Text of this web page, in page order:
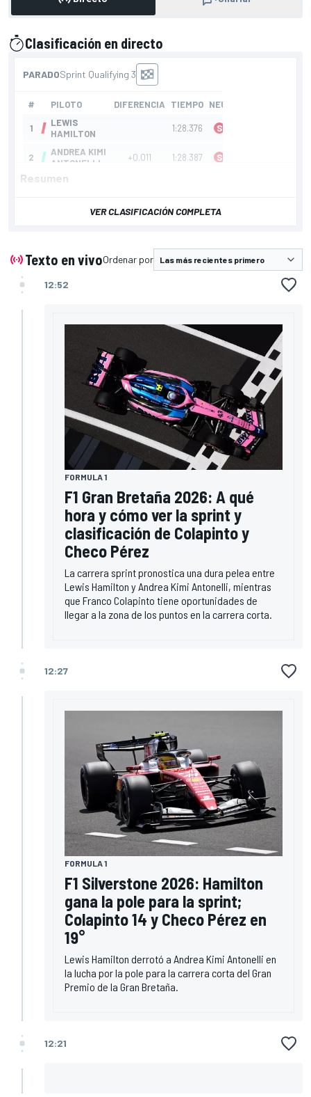
Clasificación en directo
Resumen
VER CLASIFICACIÓN COMPLETA
Texto en vivoOrdenar por
12:52
FORMULA 1
F1 Gran Bretaña 2026: A qué
hora y cómo ver la sprint y
clasificación de Colapinto y
Checo Pérez
La carrera sprint pronostica una dura pelea entre
Lewis Hamilton y Andrea Kimi Antonelli, mientras
que Franco Colapinto tiene oportunidades de
llegar a la zona de los puntos en la carrera corta.
12:27
FORMULA 1
F1 Silverstone 2026: Hamilton
gana la pole para la sprint;
Colapinto 14 y Checo Pérez en
19°
Lewis Hamilton derrotó a Andrea Kimi Antonelli en
la lucha por la pole para la carrera corta del Gran
Premio de la Gran Bretaña.
12:21